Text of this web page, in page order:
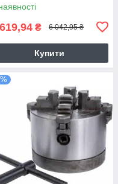
₴ 6 042,95 ₴
Купити